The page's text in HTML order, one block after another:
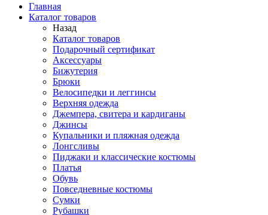
Главная
Каталог товаров
Назад
Каталог товаров
Подарочный сертификат
Аксессуары
Бижутерия
Брюки
Велосипедки и леггинсы
Верхняя одежда
Джемпера, свитера и кардиганы
Джинсы
Купальники и пляжная одежда
Лонгсливы
Пиджаки и классические костюмы
Платья
Обувь
Повседневные костюмы
Сумки
Рубашки